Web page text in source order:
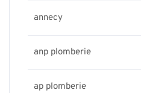
annecy
anp plomberie
ap plomberie